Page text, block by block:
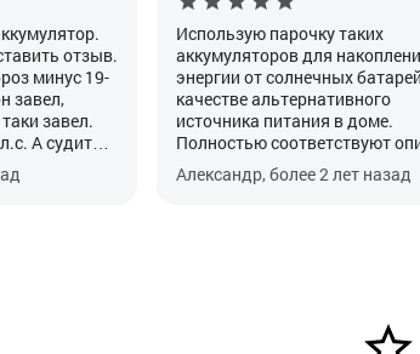
отзыв.
минус 19-
завел,
завел.
А судить
лет.
Использую парочку таких
аккумуляторов для
энергии от солнечных
качестве альтернативного
источника питания в доме.
Полностью соответствуют
и указанным характеристикам.
Александр, более 2 лет назад